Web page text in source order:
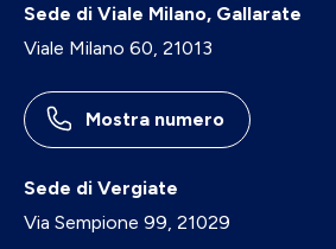
Sede di Viale Milano, Gallarate
Viale Milano 60, 21013
Mostra numero
Sede di Vergiate
Via Sempione 99, 21029